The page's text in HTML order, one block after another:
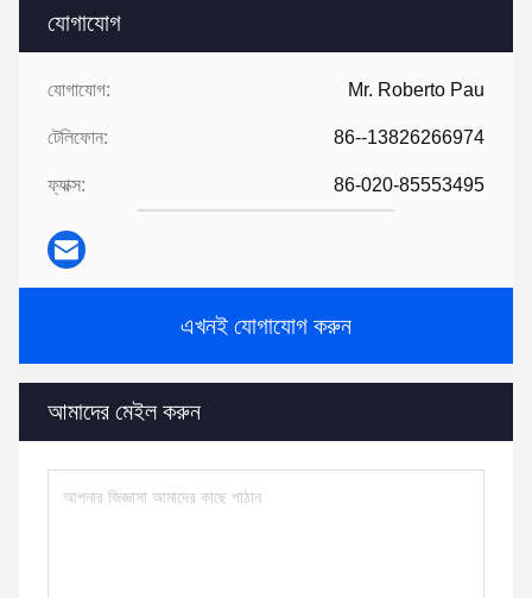
যোগাযোগ
যোগাযোগ: Mr. Roberto Pau
টেলিফোন: 86--13826266974
ফ্যাক্স: 86-020-85553495
এখনই যোগাযোগ করুন
আমাদের মেইল করুন